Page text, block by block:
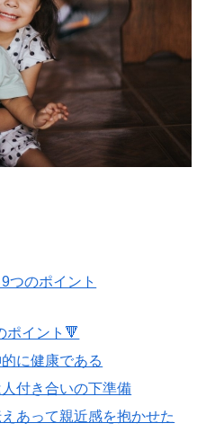
つのポイント
ポイント🔻
に健康である
付き合いの下準備
あって親近感を抱かせた